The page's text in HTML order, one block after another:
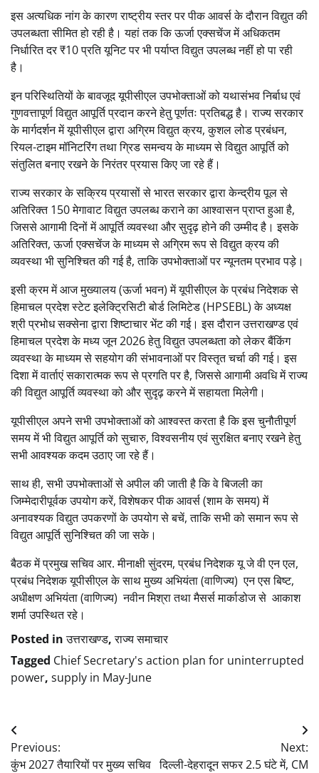
इस अत्यधिक नांग के कारण राष्ट्रीय स्तर पर पीक आवर्स के दौरान विद्युत की
उपलब्धता सीमित हो रही है। यहां तक कि ऊर्जा एक्सचेंज में अधिकतम
निर्धारित दर ₹10 प्रति यूनिट पर भी पर्याप्त विद्युत उपलब्ध नहीं हो पा रही
है।
इन परिस्थितियों के बावजूद यूपीसीएल उपभोक्ताओं को यथासंभव निर्बाध एवं
गुणवत्तापूर्ण विद्युत आपूर्ति प्रदान करने हेतु पूर्णतः प्रतिबद्ध है। राज्य सरकार
के मार्गदर्शन में यूपीसीएल द्वारा अग्रिम विद्युत क्रय, कुशल लोड प्रबंधन,
रियल-टाइम मॉनिटरिंग तथा ग्रिड समन्वय के माध्यम से विद्युत आपूर्ति को
संतुलित बनाए रखने के निरंतर प्रयास किए जा रहे हैं।
राज्य सरकार के सक्रिय प्रयासों से भारत सरकार द्वारा केन्द्रीय पूल से
अतिरिक्त 150 मेगावाट विद्युत उपलब्ध कराने का आश्वासन प्राप्त हुआ है,
जिससे आगामी दिनों में आपूर्ति व्यवस्था और सुदृढ़ होने की उम्मीद है। इसके
अतिरिक्त, ऊर्जा एक्सचेंज के माध्यम से अग्रिम रूप से विद्युत क्रय की
व्यवस्था भी सुनिश्चित की गई है, ताकि उपभोक्ताओं पर न्यूनतम प्रभाव पड़े।
इसी क्रम में आज मुख्यालय (ऊर्जा भवन) में यूपीसीएल के प्रबंध निदेशक से
हिमाचल प्रदेश स्टेट इलेक्ट्रिसिटी बोर्ड लिमिटेड (HPSEBL) के अध्यक्ष
श्री प्रभोध सक्सेना द्वारा शिष्टाचार भेंट की गई। इस दौरान उत्तराखण्ड एवं
हिमाचल प्रदेश के मध्य जून 2026 हेतु विद्युत उपलब्धता को लेकर बैंकिंग
व्यवस्था के माध्यम से सहयोग की संभावनाओं पर विस्तृत चर्चा की गई। इस
दिशा में वार्ताएं सकारात्मक रूप से प्रगति पर है, जिससे आगामी अवधि में राज्य
की विद्युत आपूर्ति व्यवस्था को और सुदृढ़ करने में सहायता मिलेगी।
यूपीसीएल अपने सभी उपभोक्ताओं को आश्वस्त करता है कि इस चुनौतीपूर्ण
समय में भी विद्युत आपूर्ति को सुचारु, विश्वसनीय एवं सुरक्षित बनाए रखने हेतु
सभी आवश्यक कदम उठाए जा रहे हैं।
साथ ही, सभी उपभोक्ताओं से अपील की जाती है कि वे बिजली का
जिम्मेदारीपूर्वक उपयोग करें, विशेषकर पीक आवर्स (शाम के समय) में
अनावश्यक विद्युत उपकरणों के उपयोग से बचें, ताकि सभी को समान रूप से
विद्युत आपूर्ति सुनिश्चित की जा सके।
बैठक में प्रमुख सचिव आर. मीनाक्षी सुंदरम, प्रबंध निदेशक यू जे वी एन एल,
प्रबंध निदेशक यूपीसीएल के साथ मुख्य अभियंता (वाणिज्य) एन एस बिष्ट,
अधीक्षण अभियंता (वाणिज्य) नवीन मिश्रा तथा मैसर्स मार्काडोज से आकाश
शर्मा उपस्थित रहे।
Posted inउत्तराखण्ड,राज्य समाचार
Tagged Chief Secretary's action plan for uninterrupted
power, supply in May-June
Post
navigation
Previous:
कुंभ 2027 तैयारियों पर मुख्य सचिव
Next:
दिल्ली-देहरादून सफर 2.5 घंटे में, CM